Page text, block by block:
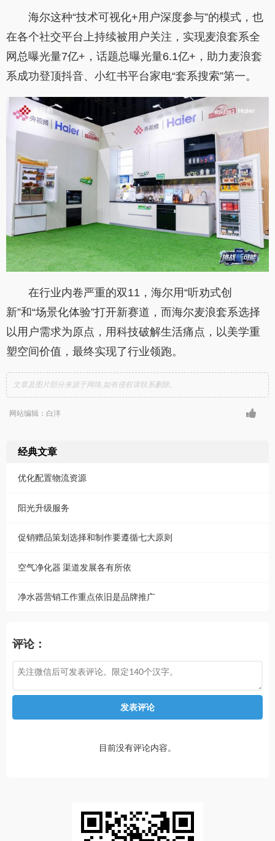
海尔这种“技术可视化+用户深度参与”的模式，也
在各个社交平台上持续被用户关注，实现麦浪套系全
网总曝光量7亿+，话题总曝光量6.1亿+，助力麦浪套
系成功登顶抖音、小红书平台家电“套系搜索”第一。
在行业内卷严重的双11，海尔用“听劝式创
新”和“场景化体验”打开新赛道，而海尔麦浪套系选择
以用户需求为原点，用科技破解生活痛点，以美学重
塑空间价值，最终实现了行业领跑。
文章及图片部分来源于网络,如有侵权请联系删除。
网站编辑：白洋
经典文章
优化配置物流资源
阳光升级服务
促销赠品策划选择和制作要遵循七大原则
空气净化器 渠道发展各有所依
净水器营销工作重点依旧是品牌推广
评论：
发表评论
目前没有评论内容。